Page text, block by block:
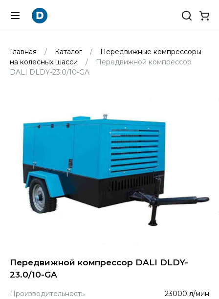
Главная Каталог
Передвижные компрессоры
на колесных шасси
Передвижной компрессор
DALI DLDY-23.0/10-GA
Передвижной компрессор DALI DLDY-
23.0/10-GA
Производитель­ность 23000 л/мин